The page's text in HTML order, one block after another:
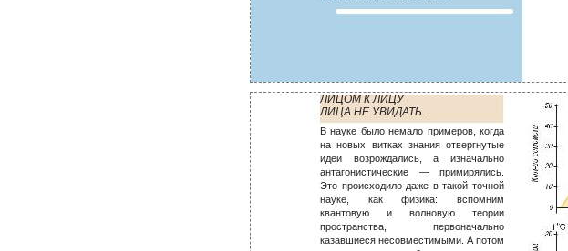
ЛИЦОМ К ЛИЦУ
ЛИЦА НЕ УВИДАТЬ...
В науке было немало примеров, когда
на новых витках знания отвергнутые
идеи возрождались, а изначально
антагонистические — примирялись.
Это происходило даже в такой точной
науке, как физика: вспомним
квантовую и волновую теории
пространства, первоначально
казавшиеся несовместимыми. А потом